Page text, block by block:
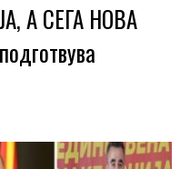
А СЕГА НОВА